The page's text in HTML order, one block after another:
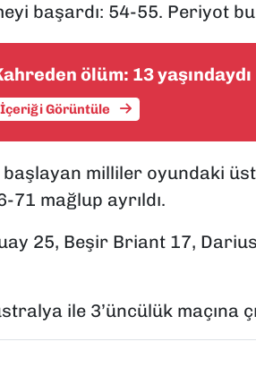
başardı: 54-55. Periyot
ölüm: 13 yaşındaydı
İçeriği Görüntüle
başlayan milliler oyundaki
71 mağlup ayrıldı.
25, Beşir Briant 17,
ile 3’üncülük maçına